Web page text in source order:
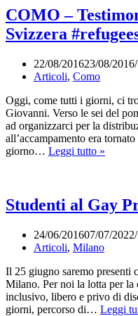
Tutti
Giorni
COMO –
Svizzera
22/08/201623/08/2016
Articoli, Como
Oggi, come tutti i giorni, ci
Giovanni. Verso le sei del
ad organizzarci per la
all’accampamento era
giorno… Leggi tutto »
un
fermo
Svizzera
Studenti al Gay
24/06/201607/07/2022
Articoli, Milano
Il 25 giugno saremo presenti
Milano. Per noi la lotta per la
inclusivo, libero e privo di
giorni, percorso di… Leggi